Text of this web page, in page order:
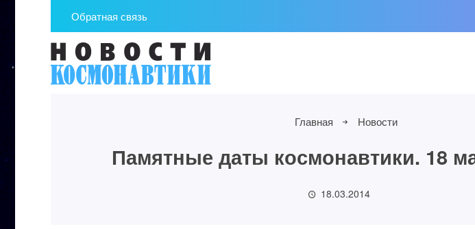
Обратная связь
Главная Новости
Памятные даты космонавтики. 18
18.03.2014